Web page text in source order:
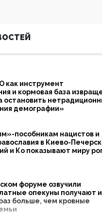
как инструмент
и кормовая база
остановить
демографии»
пособникам нацистов и
в Киево-
и Ко показывают миру
форуме озвучили
опекуны получают
больше, чем кровные